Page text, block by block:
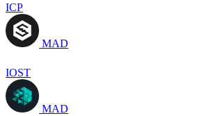
ICP
MAD
IOST
MAD